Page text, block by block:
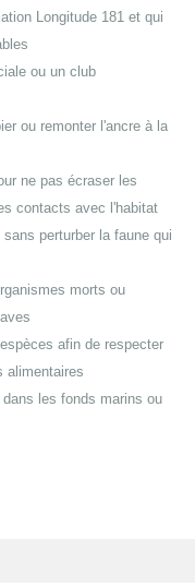
Longitude 181 et qui
ou un club
ou remonter l'ancre à la
ne pas écraser les
contacts avec l'habitat
perturber la faune qui
morts ou
afin de respecter
alimentaires
les fonds marins ou